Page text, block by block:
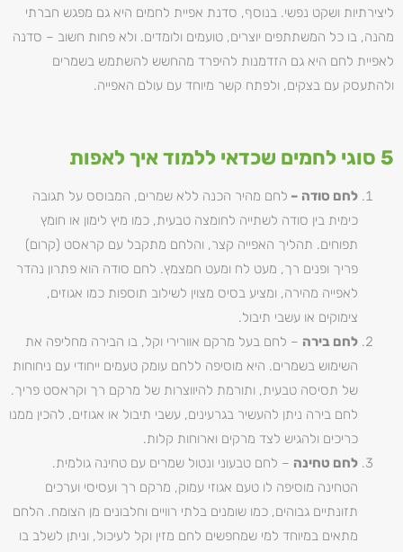
ליצירתיות ושקט נפשי. בנוסף, סדנת אפיית לחמים היא גם מפגש חברתי
מהנה, בו כל המשתתפים יוצרים, טועמים ולומדים. ולא פחות חשוב – סדנה
לאפיית לחם היא גם הזדמנות להיפרד מהחשש להשתמש בשמרים
ולהתעסק עם בצקים, ולפתח קשר מיוחד עם עולם האפייה.
5 סוגי לחמים שכדאי ללמוד איך לאפות
לחם סודה – לחם מהיר הכנה ללא שמרים, המבוסס על תגובה
כימית בין סודה לשתייה לחומצה טבעית, כמו מיץ לימון או חומץ
תפוחים. תהליך האפייה קצר, והלחם מתקבל עם קראסט (קרום)
פריך ופנים רך, מעט לח ומעט חמצמץ. לחם סודה הוא פתרון נהדר
לאפייה מהירה, ומציע בסיס מצוין לשילוב תוספות כמו אגוזים,
צימוקים או עשבי תיבול.
לחם בירה – לחם בעל מרקם אוורירי וקל, בו הבירה מחליפה את
השימוש בשמרים. היא מוסיפה ללחם עומק טעמים ייחודי עם ניחוחות
של תסיסה טבעית, ותורמת להיווצרות של מרקם רך וקראסט פריך.
לחם בירה ניתן להעשיר בגרעינים, עשבי תיבול או אגוזים, להכין ממנו
כריכים ולהגיש לצד מרקים וארוחות קלות.
לחם טחינה – לחם טבעוני ונטול שמרים עם טחינה גולמית.
הטחינה מוסיפה לו טעם אגוזי עמוק, מרקם רך ועסיסי וערכים
תזונתיים גבוהים, כמו שומנים בלתי רוויים וחלבונים מן הצומח. הלחם
מתאים במיוחד למי שמחפשים לחם מזין וקל לעיכול, וניתן לשלב בו